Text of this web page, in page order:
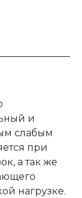
и
слабым
при
а так же
нагрузке.